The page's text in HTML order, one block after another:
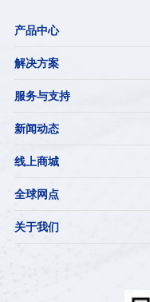
产品中心
解决方案
服务与支持
新闻动态
线上商城
全球网点
关于我们